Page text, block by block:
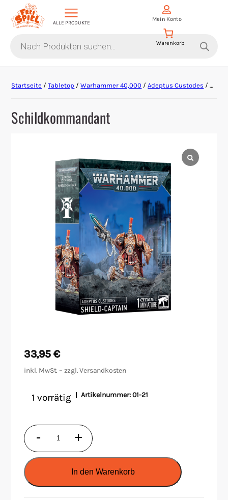
ALLE PRODUKTE
search
Mein Konto
Gesellschaftsspiele
Krimi-Dinner
Living Card Games
Malen/Modellbau
Rollenspiele
Sammelkartenspiele
Tabletop
Startseite /Tabletop /Warhammer 40,000 /Adeptus Custodes / Schildkommandant
Schildkommandant
33,95€
inkl. MwSt. – zzgl.Versandkosten
1 vorrätig Artikelnummer:01-21
-
Schildkommandant
+
In den Warenkorb